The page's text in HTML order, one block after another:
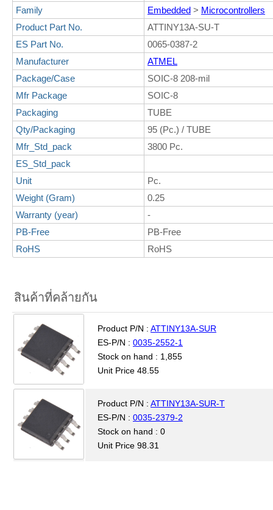
Family
Embedded > Microcontrollers
Product Part No.
ATTINY13A-SU-T
ES Part No.
0065-0387-2
Manufacturer
ATMEL
Package/Case
SOIC-8 208-mil
Mfr Package
SOIC-8
Packaging
TUBE
Qty/Packaging
95 (Pc.) / TUBE
Mfr_Std_pack
3800 Pc.
ES_Std_pack
Unit
Pc.
Weight (Gram)
0.25
Warranty (year)
-
PB-Free
PB-Free
RoHS
RoHS
สินค้าที่คล้ายกัน
Product P/N : ATTINY13A-SUR
ES-P/N : 0035-2552-1
Stock on hand : 1,855
Unit Price 48.55
Product P/N : ATTINY13A-SUR-T
ES-P/N : 0035-2379-2
Stock on hand : 0
Unit Price 98.31